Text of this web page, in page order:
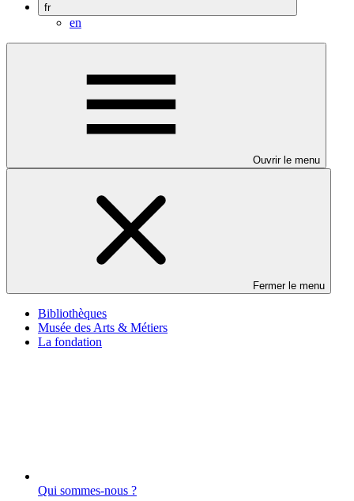
fr
en
Ouvrir le menu
Fermer le menu
Bibliothèques
Musée des Arts & Métiers
La fondation
Qui sommes-nous ?